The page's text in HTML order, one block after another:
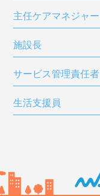
主任ケアマネジャー
施設長
サービス管理責任者
生活支援員